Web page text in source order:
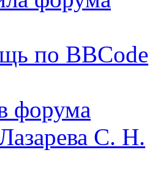
по BBCode
форума
С. Н.